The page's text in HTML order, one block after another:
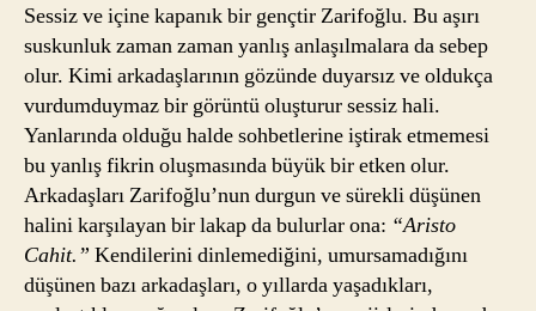
Sessiz ve içine kapanık bir gençtir Zarifoğlu. Bu aşırı
suskunluk zaman zaman yanlış anlaşılmalara da sebep
olur. Kimi arkadaşlarının gözünde duyarsız ve oldukça
vurdumduymaz bir görüntü oluşturur sessiz hali.
Yanlarında olduğu halde sohbetlerine iştirak etmemesi
bu yanlış fikrin oluşmasında büyük bir etken olur.
Arkadaşları Zarifoğlu’nun durgun ve sürekli düşünen
halini karşılayan bir lakap da bulurlar ona: “Aristo
Cahit.” Kendilerini dinlemediğini, umursamadığını
düşünen bazı arkadaşları, o yıllarda yaşadıkları,